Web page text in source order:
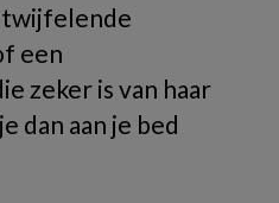
twijfelende
een
zeker is van haar
dan aan je bed